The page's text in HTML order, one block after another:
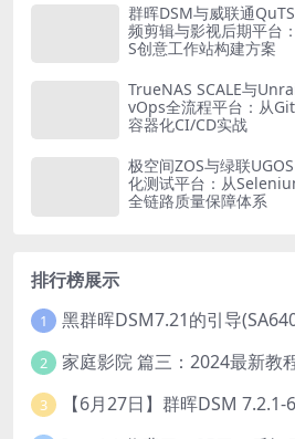
群晖DSM与威联通
频剪辑与影视后期平台
S创意工作站构建方案
TrueNAS SCALE与
vOps全流程平台：从
容器化CI/CD实战
极空间ZOS与绿联
化测试平台：从
全链路质量保障体系
排行榜展示
1
2
3